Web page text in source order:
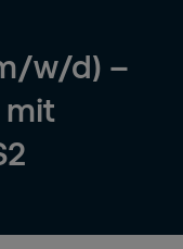
w/d) –
mit